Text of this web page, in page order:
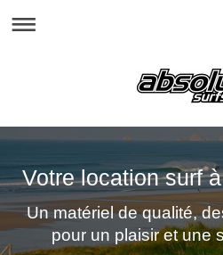
Votre location surf
Un matériel de qualité,
pour un plaisir et une